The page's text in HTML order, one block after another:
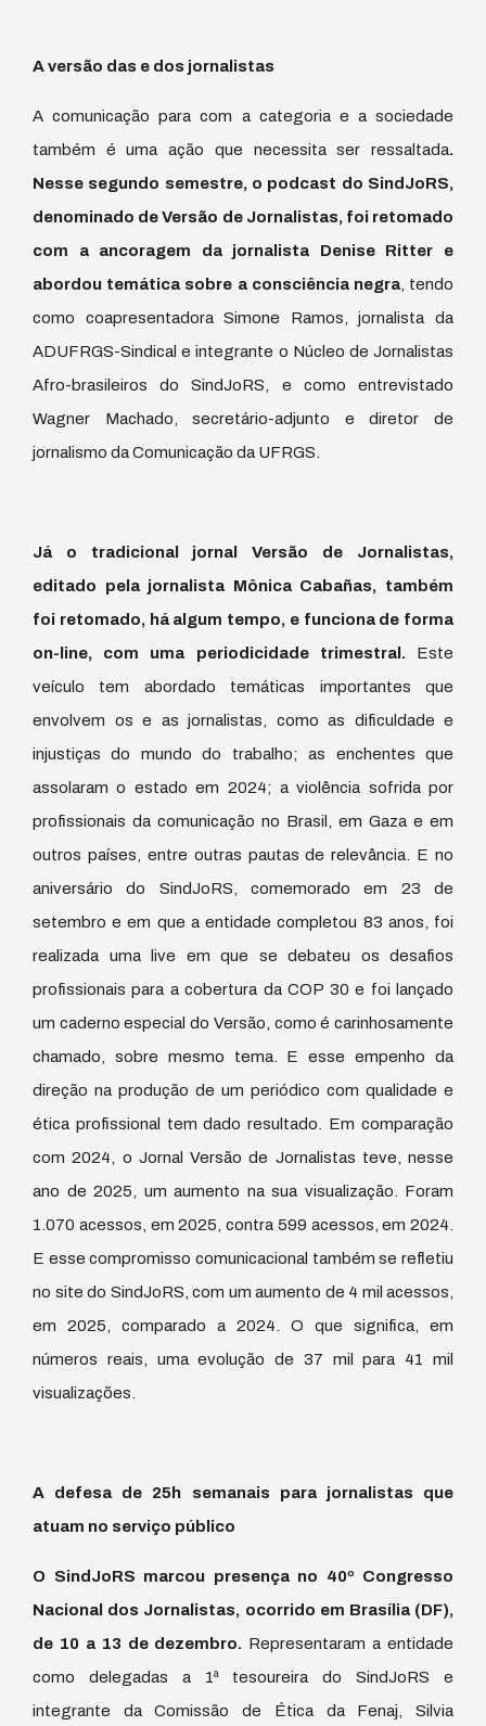
A versão das e dos jornalistas
A comunicação para com a categoria e a sociedade
também é uma ação que necessita ser ressaltada.
Nesse segundo semestre, o podcast do SindJoRS,
denominado de Versão de Jornalistas, foi retomado
com a ancoragem da jornalista Denise Ritter e
abordou temática sobre a consciência negra, tendo
como coapresentadora Simone Ramos, jornalista da
ADUFRGS-Sindical e integrante o Núcleo de Jornalistas
Afro-brasileiros do SindJoRS, e como entrevistado
Wagner Machado, secretário-adjunto e diretor de
jornalismo da Comunicação da UFRGS.
Já o tradicional jornal Versão de Jornalistas,
editado pela jornalista Mônica Cabañas, também
foi retomado, há algum tempo, e funciona de forma
on-line, com uma periodicidade trimestral. Este
veículo tem abordado temáticas importantes que
envolvem os e as jornalistas, como as dificuldade e
injustiças do mundo do trabalho; as enchentes que
assolaram o estado em 2024; a violência sofrida por
profissionais da comunicação no Brasil, em Gaza e em
outros países, entre outras pautas de relevância. E no
aniversário do SindJoRS, comemorado em 23 de
setembro e em que a entidade completou 83 anos, foi
realizada uma live em que se debateu os desafios
profissionais para a cobertura da COP 30 e foi lançado
um caderno especial do Versão, como é carinhosamente
chamado, sobre mesmo tema. E esse empenho da
direção na produção de um periódico com qualidade e
ética profissional tem dado resultado. Em comparação
com 2024, o Jornal Versão de Jornalistas teve, nesse
ano de 2025, um aumento na sua visualização. Foram
1.070 acessos, em 2025, contra 599 acessos, em 2024.
E esse compromisso comunicacional também se refletiu
no site do SindJoRS, com um aumento de 4 mil acessos,
em 2025, comparado a 2024. O que significa, em
números reais, uma evolução de 37 mil para 41 mil
visualizações.
A defesa de 25h semanais para jornalistas que
atuam no serviço público
O SindJoRS marcou presença no 40º Congresso
Nacional dos Jornalistas, ocorrido em Brasília (DF),
de 10 a 13 de dezembro. Representaram a entidade
como delegadas a 1ª tesoureira do SindJoRS e
integrante da Comissão de Ética da Fenaj, Silvia